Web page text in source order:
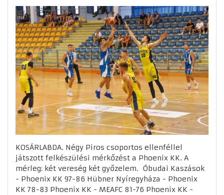
KOSÁRLABDA. Négy Piros csoportos ellenféllel
játszott felkészülési mérkőzést a Phoenix KK. A
mérleg: két vereség két győzelem. Óbudai Kaszások
- Phoenix KK 97-86 Hübner Nyíregyháza - Phoenix
KK 78-83 Phoenix KK - MEAFC 81-76 Phoenix KK -